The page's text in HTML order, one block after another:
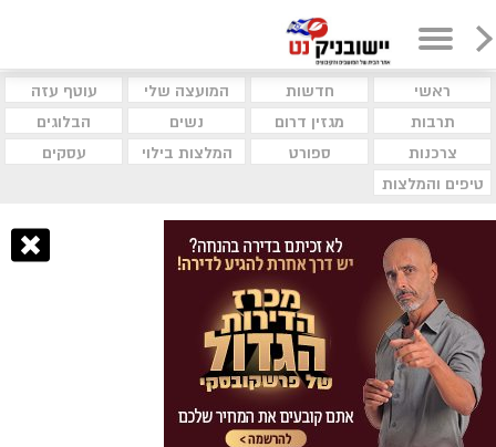
ראשי חדשות המועצה שלי
עוטף עזה
תרבות
מגזין דרום נשים
הבלוגים
צרכנות
ספורט המלצות בילוי
עסקים
טיפים והמלצות